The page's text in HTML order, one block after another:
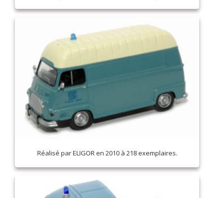
Réalisé par ELIGOR en 2010 à 218 exemplaires.